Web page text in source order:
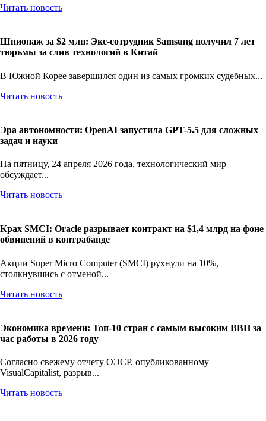
Читать новость
Шпионаж за $2 млн: Экс-сотрудник Samsung получил 7 лет
тюрьмы за слив технологий в Китай
В Южной Корее завершился один из самых громких судебных...
Читать новость
Эра автономности: OpenAI запустила GPT-5.5 для сложных
задач и науки
На пятницу, 24 апреля 2026 года, технологический мир
обсуждает...
Читать новость
Крах SMCI: Oracle разрывает контракт на $1,4 млрд на фоне
обвинений в контрабанде
Акции Super Micro Computer (SMCI) рухнули на 10%,
столкнувшись с отменой...
Читать новость
Экономика времени: Топ-10 стран с самым высоким ВВП за
час работы в 2026 году
Согласно свежему отчету ОЭСР, опубликованному
VisualCapitalist, разрыв...
Читать новость